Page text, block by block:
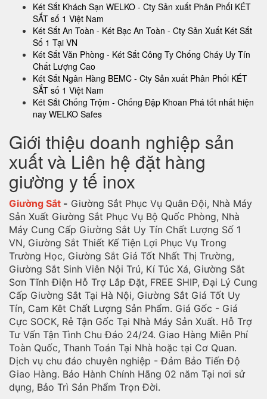
Két Sắt Khách Sạn WELKO - Cty Sản xuất Phân Phối KÉT
SẮT số 1 Việt Nam
Két Sắt An Toàn - Két Bạc An Toàn - Cty Sản Xuất Két Sắt
Số 1 Tại VN
Két Sắt Văn Phòng - Két Sắt Công Ty Chống Cháy Uy Tín
Chất Lượng Cao
Két Sắt Ngân Hàng BEMC - Cty Sản xuất Phân Phối KÉT
SẮT số 1 Việt Nam
Két Sắt Chống Trộm - Chống Đập Khoan Phá tốt nhất hiện
nay WELKO Safes
Giới thiệu doanh nghiệp sản
xuất và Liên hệ đặt hàng
giường y tế inox
Giường Sắt - Giường Sắt Phục Vụ Quân Đội, Nhà Máy
Sản Xuất Giường Sắt Phục Vụ Bộ Quốc Phòng, Nhà
Máy Cung Cấp Giường Sắt Uy Tín Chất Lượng Số 1
VN, Giường Sắt Thiết Kế Tiện Lợi Phục Vụ Trong
Trường Học, Giường Sắt Giá Tốt Nhất Thị Trường,
Giường Sắt Sinh Viên Nội Trú, Kí Túc Xá, Giường Sắt
Sơn Tĩnh Điện Hỗ Trợ Lắp Đặt, FREE SHIP, Đại Lý Cung
Cấp Giường Sắt Tại Hà Nội, Giường Sắt Giá Tốt Uy
Tín, Cam Kêt Chất Lượng Sản Phẩm. Giá Gốc - Giá
Cực SOCK, Rẻ Tận Gốc Tại Nhà Máy Sản Xuất. Hỗ Trợ
Tư Vấn Tận Tình Chu Đáo 24/24. Giao Hàng Miễn Phí
Toàn Quốc, Thanh Toán Tại Nhà hoặc tại Cơ Quan.
Dịch vụ chu đáo chuyên nghiệp - Đảm Bảo Tiến Độ
Giao Hàng. Bảo Hành Chính Hãng 02 năm Tại nơi sử
dụng, Bảo Trì Sản Phẩm Trọn Đời.